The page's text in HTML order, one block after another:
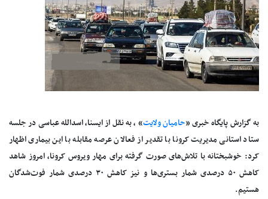
به گزارش پایگاه خبری «حامیان ولایت» ، به نقل از ایسنا، اسدالله عباسی در جلسه
ستاد استانی مدیریت کرونا با تقدیر از فعالان عرصه مقابله با این بیماری اظهار
کرد: خوشبختانه با تلاش‌های صورت گرفته برای مهار ویروس کرونا، امروز شاهد
کاهش ۵۰ درصدی شمار بستری‌ها و نیز کاهش ۳۰ درصدی شمار فوت‌شدگان
هستیم.